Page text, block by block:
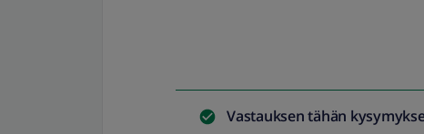
Vastauksen tähän